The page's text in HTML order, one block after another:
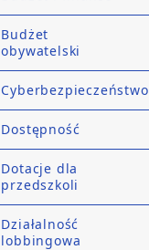
Budżet
obywatelski
Cyberbezpieczeństwo
Dostępność
Dotacje dla
przedszkoli
Działalność
lobbingowa